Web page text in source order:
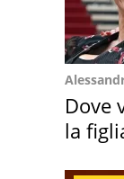
Dove
la